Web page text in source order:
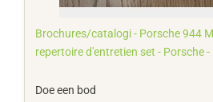
Brochures/catalogi - Porsche 944
repertoire d'entretien set - Porsche
Doe een bod